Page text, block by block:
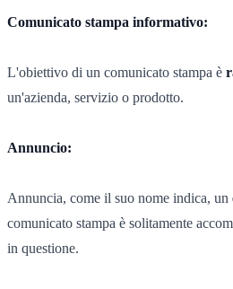
Comunicato stampa informativo:
L'obiettivo di un comunicato stampa è
un'azienda, servizio o prodotto.
Annuncio:
Annuncia, come il suo nome indica, un
comunicato stampa è solitamente
in questione.